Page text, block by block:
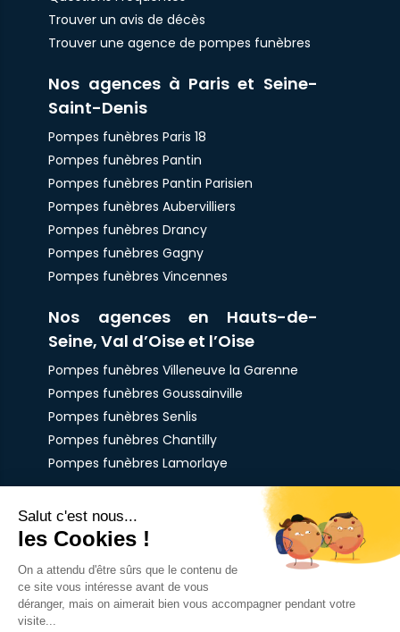
Trouver un avis de décès
Trouver une agence de pompes funèbres
Nos agences à Paris et Seine-
Saint-Denis
Pompes funèbres Paris 18
Pompes funèbres Pantin
Pompes funèbres Pantin Parisien
Pompes funèbres Aubervilliers
Pompes funèbres Drancy
Pompes funèbres Gagny
Pompes funèbres Vincennes
Nos agences en Hauts-de-
Seine, Val d’Oise et l’Oise
Pompes funèbres Villeneuve la Garenne
Pompes funèbres Goussainville
Pompes funèbres Senlis
Pompes funèbres Chantilly
Pompes funèbres Lamorlaye
Nos funérariums en France
Funérarium d'Aubervilliers
Funérarium de Goussainville
Funérarium de Lamorlaye
Funérarium de Pantin
Besoin d'aide ?